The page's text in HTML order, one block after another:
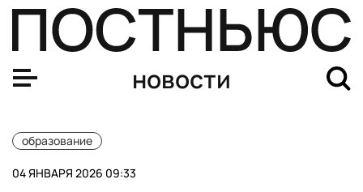
новости
образование
04 ЯНВАРЯ 2026 09:33
В Ишиме замглавы Долженко оскорбил учительницу